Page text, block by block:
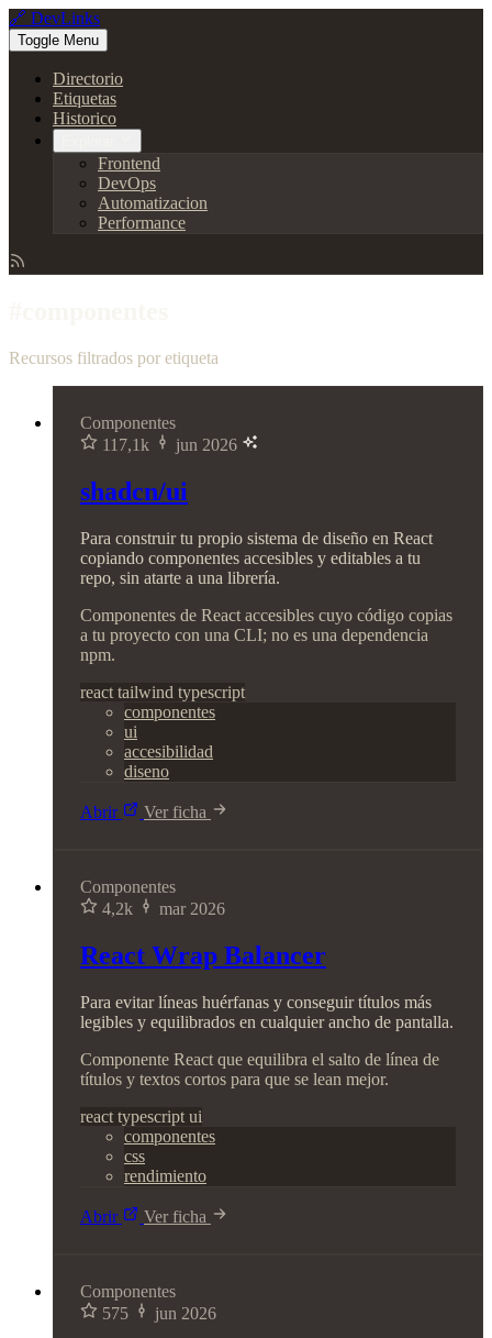
🔗 DevLinks
Toggle Menu
Directorio
Etiquetas
Historico
Frontend
DevOps
Automatizacion
Performance
Recursos filtrados por etiqueta
Componentes
117,1k
jun 2026
shadcn/ui
Para construir tu propio sistema de diseño en React
copiando componentes accesibles y editables a tu
repo, sin atarte a una librería.
Componentes de React accesibles cuyo código copias
a tu proyecto con una CLI; no es una dependencia
npm.
react tailwind typescript
componentes
ui
accesibilidad
diseno
Abrir Ver ficha
Componentes
4,2k
mar 2026
React Wrap Balancer
Para evitar líneas huérfanas y conseguir títulos más
legibles y equilibrados en cualquier ancho de pantalla.
Componente React que equilibra el salto de línea de
títulos y textos cortos para que se lean mejor.
react typescript ui
componentes
css
rendimiento
Abrir Ver ficha
Componentes
575
jun 2026